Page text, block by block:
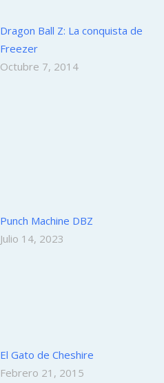
Dragon Ball Z: La conquista de
Freezer
Octubre 7, 2014
Punch Machine DBZ
Julio 14, 2023
El Gato de Cheshire
Febrero 21, 2015